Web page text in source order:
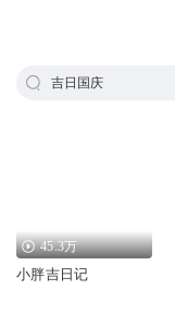
吉日国庆
45.3万
小胖吉日记